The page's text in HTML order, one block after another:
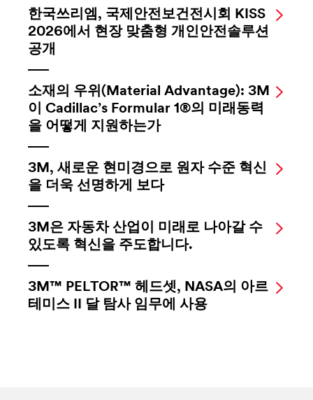
한국쓰리엠, 국제안전보건전시회 KISS
2026에서 현장 맞춤형 개인안전솔루션
공개
소재의 우위(Material Advantage): 3M
이 Cadillac’s Formular 1®의 미래동력
을 어떻게 지원하는가
3M, 새로운 현미경으로 원자 수준 혁신
을 더욱 선명하게 보다
3M은 자동차 산업이 미래로 나아갈 수
있도록 혁신을 주도합니다.
3M™ PELTOR™ 헤드셋, NASA의 아르
테미스 II 달 탐사 임무에 사용